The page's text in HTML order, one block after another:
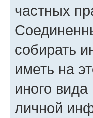
частных
собирать
иметь на
иного
личной